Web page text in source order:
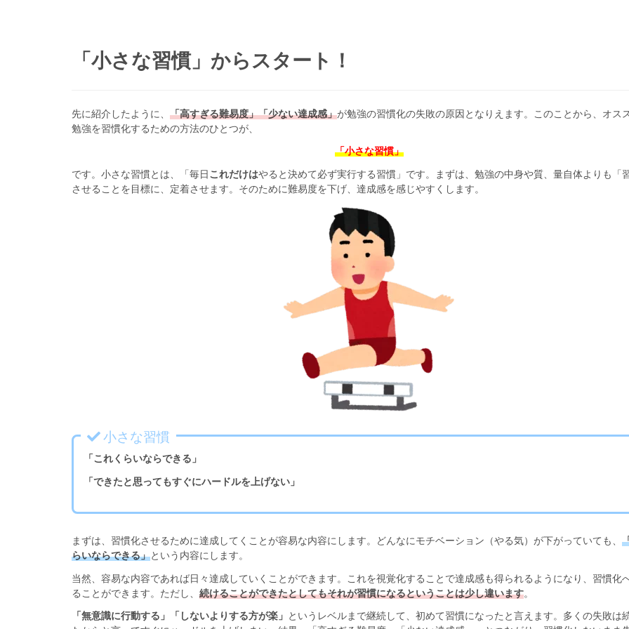
「小さな習慣」からスタート！
先に紹介したように、 「高すぎる難易度」「少ない達成感」が勉強の習慣化の失敗の原因となりえます。このことから、オス
勉強を習慣化するための方法のひとつが、
「小さな習慣」
です。小さな習慣とは、「毎日これだけはやると決めて必ず実行する習慣」です。まずは、勉強の中身や質、量自体よりも「習
させることを目標に、定着させます。そのために難易度を下げ、達成感を感じやすくします。
小さな習慣
「これくらいならできる」
「できたと思ってもすぐにハードルを上げない」
まずは、習慣化させるために達成してくことが容易な内容にします。どんなにモチベーション（やる気）が下がっていても、
らいならできる」という内容にします。
当然、容易な内容であれば日々達成していくことができます。これを視覚化することで達成感も得られるようになり、習慣化
ることができます。ただし、 続けることができたとしてもそれが習慣になるということは少し違います。
「無意識に行動する」「しないよりする方が楽」 というレベルまで継続して、初めて習慣になったと言えます。多くの失敗は